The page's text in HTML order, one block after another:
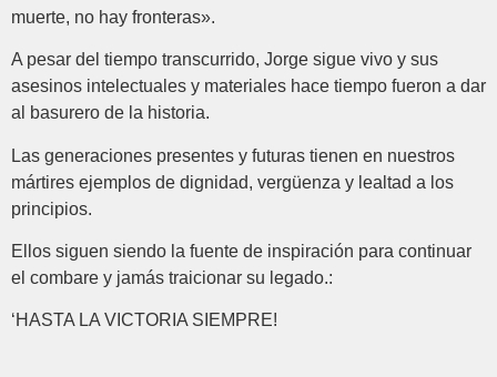
muerte, no hay fronteras».
A pesar del tiempo transcurrido, Jorge sigue vivo y sus
asesinos intelectuales y materiales hace tiempo fueron a dar
al basurero de la historia.
Las generaciones presentes y futuras tienen en nuestros
mártires ejemplos de dignidad, vergüenza y lealtad a los
principios.
Ellos siguen siendo la fuente de inspiración para continuar
el combare y jamás traicionar su legado.:
‘HASTA LA VICTORIA SIEMPRE!